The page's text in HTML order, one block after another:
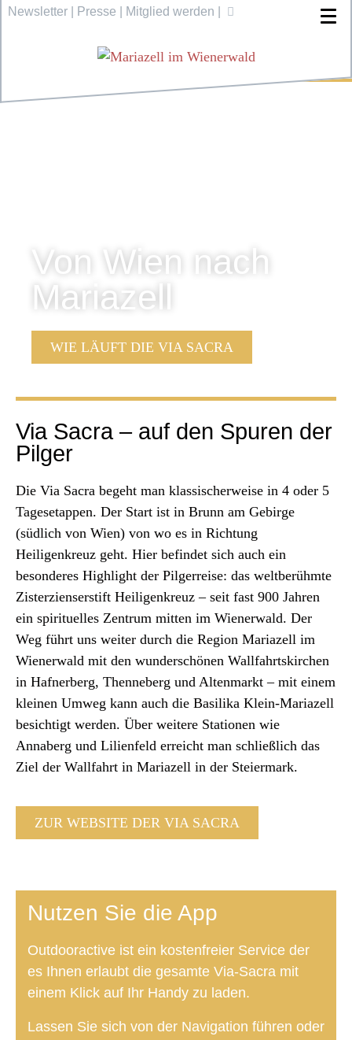
Newsletter Presse Mitglied werden
Von Wien nach
Mariazell
WIE LÄUFT DIE VIA SACRA
Via Sacra – auf den Spuren der
Pilger
Die Via Sacra begeht man klassischerweise in 4 oder 5
Tagesetappen. Der Start ist in Brunn am Gebirge
(südlich von Wien) von wo es in Richtung
Heiligenkreuz geht. Hier befindet sich auch ein
besonderes Highlight der Pilgerreise: das weltberühmte
Zisterzienserstift Heiligenkreuz – seit fast 900 Jahren
ein spirituelles Zentrum mitten im Wienerwald. Der
Weg führt uns weiter durch die Region Mariazell im
Wienerwald mit den wunderschönen Wallfahrtskirchen
in Hafnerberg, Thenneberg und Altenmarkt – mit einem
kleinen Umweg kann auch die Basilika Klein-Mariazell
besichtigt werden. Über weitere Stationen wie
Annaberg und Lilienfeld erreicht man schließlich das
Ziel der Wallfahrt in Mariazell in der Steiermark.
ZUR WEBSITE DER VIA SACRA
Nutzen Sie die App
Outdooractive ist ein kostenfreier Service der
es Ihnen erlaubt die gesamte Via-Sacra mit
einem Klick auf Ihr Handy zu laden.
Lassen Sie sich von der Navigation führen oder